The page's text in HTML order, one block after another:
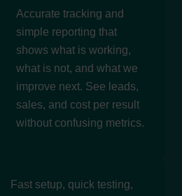
Accurate tracking and
simple reporting that
shows what is working,
what is not, and what we
improve next. See leads,
sales, and cost per result
without confusing metrics.
Fast setup, quick testing,